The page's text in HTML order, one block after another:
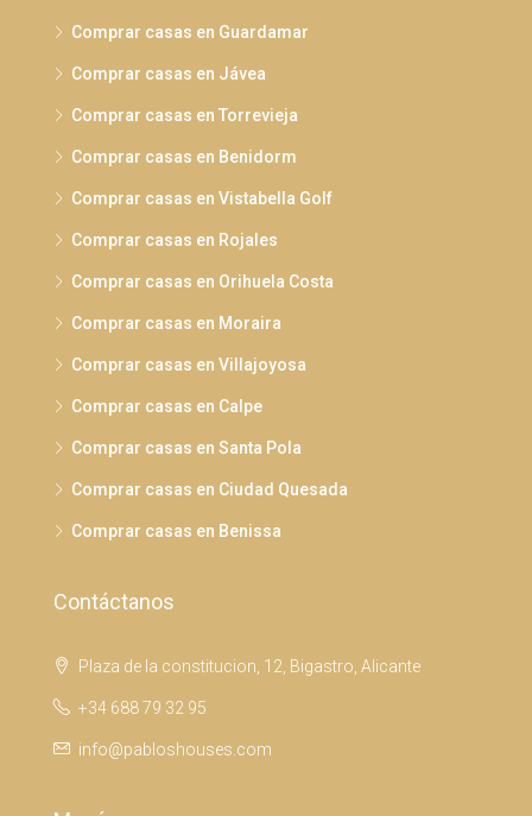
Comprar casas en Guardamar
Comprar casas en Jávea
Comprar casas en Torrevieja
Comprar casas en Benidorm
Comprar casas en Vistabella Golf
Comprar casas en Rojales
Comprar casas en Orihuela Costa
Comprar casas en Moraira
Comprar casas en Villajoyosa
Comprar casas en Calpe
Comprar casas en Santa Pola
Comprar casas en Ciudad Quesada
Comprar casas en Benissa
Contáctanos
Plaza de la constitucion, 12, Bigastro, Alicante
+34 688 79 32 95
info@pabloshouses.com